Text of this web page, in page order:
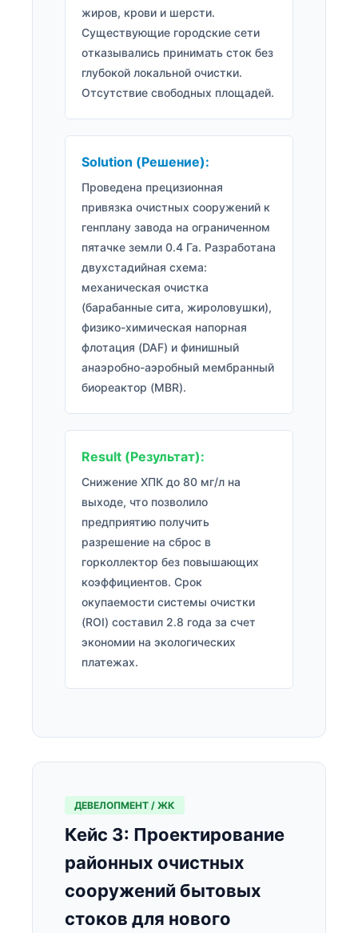
жиров, крови и шерсти.
Существующие городские сети
отказывались принимать сток без
глубокой локальной очистки.
Отсутствие свободных площадей.
Solution (Решение):
Проведена прецизионная
привязка очистных сооружений к
генплану завода на ограниченном
пятачке земли 0.4 Га. Разработана
двухстадийная схема:
механическая очистка
(барабанные сита, жироловушки),
физико-химическая напорная
флотация (DAF) и финишный
анаэробно-аэробный мембранный
биореактор (MBR).
Result (Результат):
Снижение ХПК до 80 мг/л на
выходе, что позволило
предприятию получить
разрешение на сброс в
горколлектор без повышающих
коэффициентов. Срок
окупаемости системы очистки
(ROI) составил 2.8 года за счет
экономии на экологических
платежах.
ДЕВЕЛОПМЕНТ / ЖК
Кейс 3: Проектирование
районных очистных
сооружений бытовых
стоков для нового